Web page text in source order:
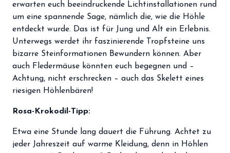
handshake Partnerschaft
groups Entdecker Crew
login Anmelden / Registrieren
erwarten euch beeindruckende Lichtinstallationen rund
um eine spannende Sage, nämlich die, wie die Höhle
entdeckt wurde. Das ist für Jung und Alt ein Erlebnis.
Unterwegs werdet ihr faszinierende Tropfsteine uns
bizarre Steinformationen Bewundern können. Aber
auch Fledermäuse könnten euch begegnen und –
Achtung, nicht erschrecken – auch das Skelett eines
riesigen Höhlenbären!
Rosa-Krokodil-Tipp:
Etwa eine Stunde lang dauert die Führung. Achtet zu
jeder Jahreszeit auf warme Kleidung, denn in Höhlen